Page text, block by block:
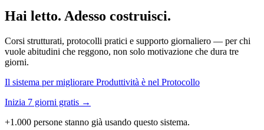
Hai letto. Adesso costruisci.
Corsi strutturati, protocolli pratici e supporto giornaliero — per chi
vuole abitudini che reggono, non solo motivazione che dura tre
giorni.
Il sistema per migliorare Produttività è nel Protocollo
Inizia 7 giorni gratis →
+1.000 persone stanno già usando questo sistema.